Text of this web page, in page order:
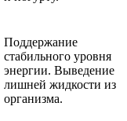
Поддержание
стабильного уровня
энергии. Выведение
лишней жидкости из
организма.